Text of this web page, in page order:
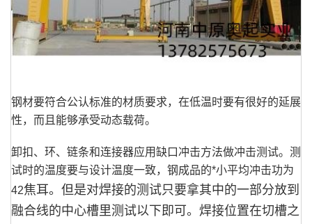
钢材要符合公认标准的材质要求，在低温时要有很好的延展
性，而且能够承受动态载荷。
卸扣、环、链条和连接器应用缺口冲击方法做冲击测试。测
试时的温度要与设计温度一致，钢成品的*小平均冲击功为
42焦耳。但是对焊接的测试只要拿其中的一部分放到
融合线的中心槽里测试以下即可。焊接位置在切槽之